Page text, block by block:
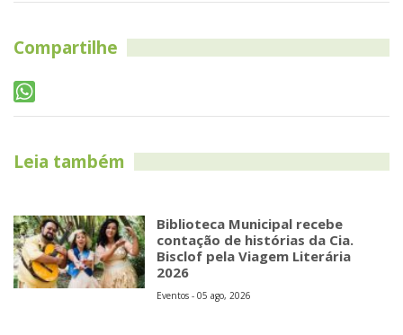
Compartilhe
Leia também
Biblioteca Municipal recebe
contação de histórias da Cia.
Bisclof pela Viagem Literária
2026
Eventos - 05 ago, 2026